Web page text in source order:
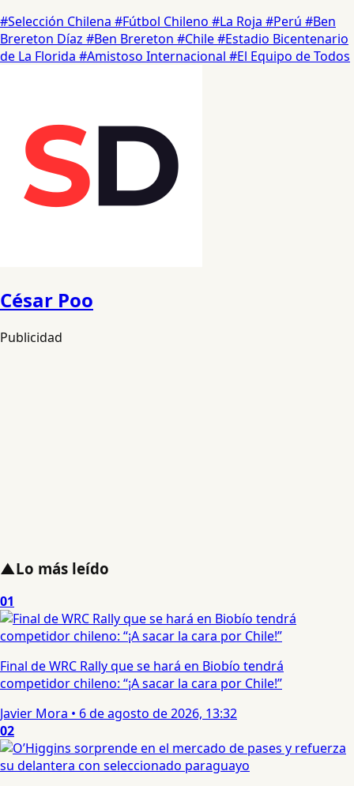
#Selección Chilena #Fútbol Chileno #La Roja #Perú #Ben
Brereton Díaz #Ben Brereton #Chile#Estadio Bicentenario
de La Florida #Amistoso Internacional #El Equipo de Todos
César Poo
Publicidad
▲Lo más leído
01
Final de WRC Rally que se hará en Biobío tendrá
competidor chileno: “¡A sacar la cara por Chile!”
Javier Mora • 6 de agosto de 2026, 13:32
02